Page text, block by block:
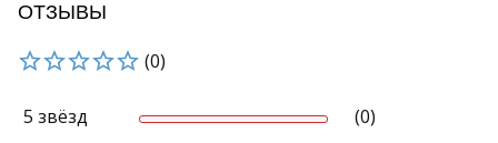
ОТЗЫВЫ
(0)
5 звёзд
(0)